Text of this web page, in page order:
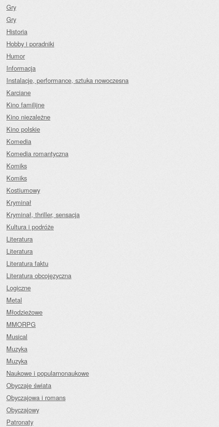
Gry
Gry
Historia
Hobby i poradniki
Humor
Informacja
Instalacje, performance, sztuka nowoczesna
Karciane
Kino familijne
Kino niezależne
Kino polskie
Komedia
Komedia romantyczna
Komiks
Komiks
Kostiumowy
Kryminał
Kryminał, thriller, sensacja
Kultura i podróże
Literatura
Literatura
Literatura faktu
Literatura obcojęzyczna
Logiczne
Metal
Młodzieżowe
MMORPG
Musical
Muzyka
Muzyka
Naukowe i popularnonaukowe
Obyczaje świata
Obyczajowa i romans
Obyczajowy
Patronaty